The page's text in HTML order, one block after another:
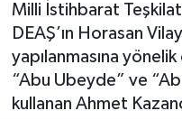
Milli İstihbarat
DEAŞ’ın Horasan
yapılanmasına
“Abu Ubeyde” ve
kullanan Ahmet